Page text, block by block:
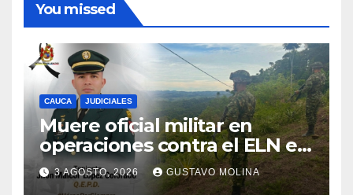
You missed
CAUCA JUDICIALES
Muere oficial militar en
operaciones contra el ELN en
el sur del Cauca
3 AGOSTO, 2026 GUSTAVO MOLINA